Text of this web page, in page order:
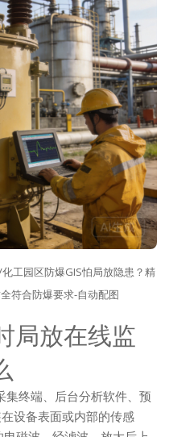
工园区防爆GIS怕局放隐患？精
符合防爆要求-自动配图
局放在线监
终端、后台分析软件、预
设备表面或内部的传感